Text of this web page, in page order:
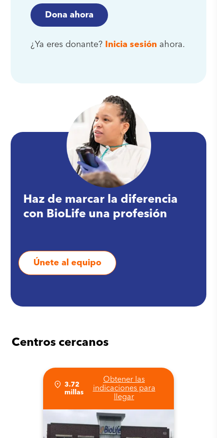
Dona ahora
¿Ya eres donante? Inicia sesión ahora.
Haz de marcar la diferencia
con BioLife una profesión
Únete al equipo
Centros cercanos
3.72
millas
Obtener las
indicaciones para
llegar